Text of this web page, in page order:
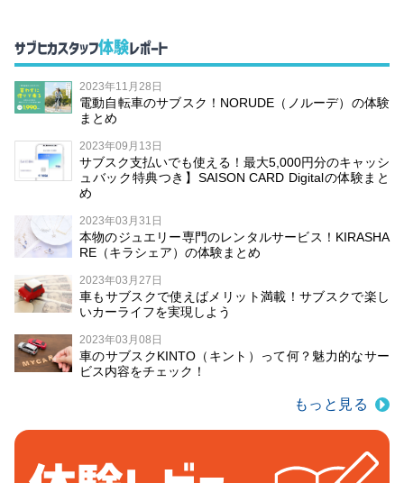
サブヒカスタッフ体験レポート
2023年11月28日
電動自転車のサブスク！NORUDE（ノルーデ）の体験
まとめ
2023年09月13日
サブスク支払いでも使える！最大5,000円分のキャッシ
ュバック特典つき】SAISON CARD Digitalの体験まと
め
2023年03月31日
本物のジュエリー専門のレンタルサービス！KIRASHA
RE（キラシェア）の体験まとめ
2023年03月27日
車もサブスクで使えばメリット満載！サブスクで楽し
いカーライフを実現しよう
2023年03月08日
車のサブスクKINTO（キント）って何？魅力的なサー
ビス内容をチェック！
もっと見る